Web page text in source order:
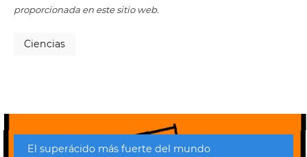
proporcionada en este sitio web.
Ciencias
El superácido más fuerte del mundo